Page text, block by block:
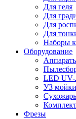
Для геля
Для
Для
Для
Наборы
Оборудование
LED UV-
УЗ мойки
Фрезы